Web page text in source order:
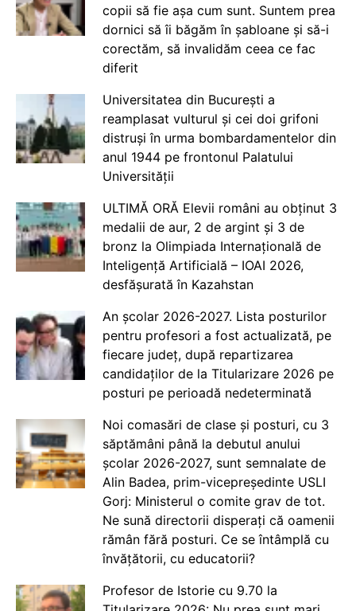
copii să fie așa cum sunt. Suntem prea
dornici să îi băgăm în șabloane și să-i
corectăm, să invalidăm ceea ce fac
diferit
Universitatea din București a
reamplasat vulturul și cei doi grifoni
distruși în urma bombardamentelor din
anul 1944 pe frontonul Palatului
Universității
ULTIMĂ ORĂ Elevii români au obținut 3
medalii de aur, 2 de argint și 3 de
bronz la Olimpiada Internațională de
Inteligență Artificială – IOAI 2026,
desfășurată în Kazahstan
An școlar 2026-2027. Lista posturilor
pentru profesori a fost actualizată, pe
fiecare județ, după repartizarea
candidaților de la Titularizare 2026 pe
posturi pe perioadă nedeterminată
Noi comasări de clase și posturi, cu 3
săptămâni până la debutul anului
școlar 2026-2027, sunt semnalate de
Alin Badea, prim-vicepreședinte USLI
Gorj: Ministerul o comite grav de tot.
Ne sună directorii disperați că oamenii
rămân fără posturi. Ce se întâmplă cu
învățătorii, cu educatorii?
Profesor de Istorie cu 9.70 la